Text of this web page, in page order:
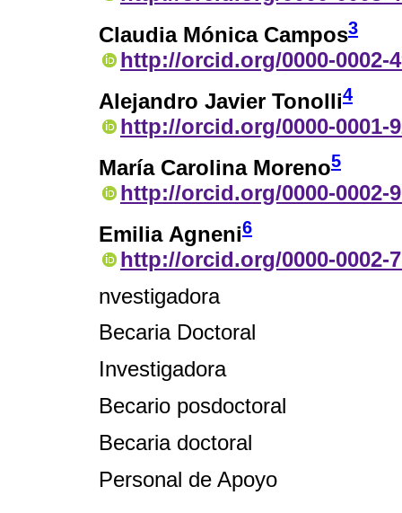
Claudia Mónica Campos3
http://orcid.org/0000-0002-
Alejandro Javier Tonolli4
http://orcid.org/0000-0001-
María Carolina Moreno5
http://orcid.org/0000-0002-
Emilia Agneni6
http://orcid.org/0000-0002-
nvestigadora
Becaria Doctoral
Investigadora
Becario posdoctoral
Becaria doctoral
Personal de Apoyo